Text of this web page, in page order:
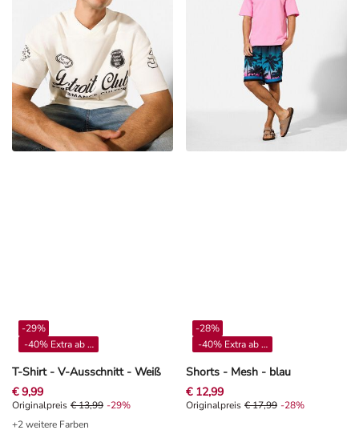
T-Shirt - V-Ausschnitt - Weiß
-29%
-40% Extra ab 4**
€ 9,99
Originalpreis € 13,99, Rabat -29%
Originalpreis € 13,99 -29%
+2 weitere Farben
Shorts - Mesh - blau
-28%
-40% Extra ab 4**
€ 12,99
Originalpreis € 17,99, Rabat -28%
Originalpreis € 17,99 -28%